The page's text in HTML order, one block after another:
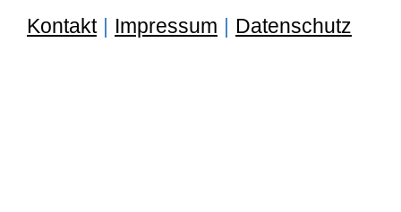
Kontakt | Impressum | Datenschutz